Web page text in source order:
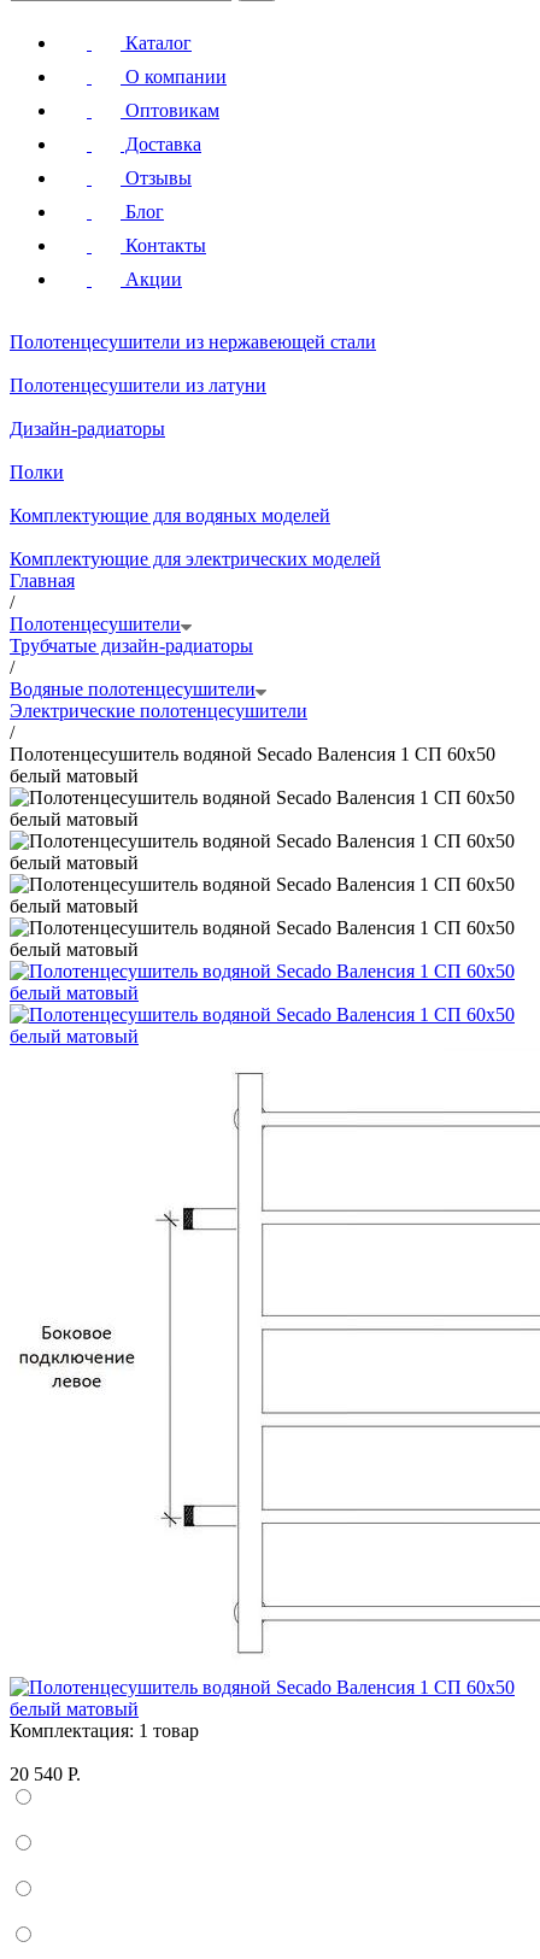
Каталог
О компании
Оптовикам
Доставка
Отзывы
Блог
Контакты
Акции
Полотенцесушители из нержавеющей стали
Полотенцесушители из латуни
Дизайн-радиаторы
Полки
Комплектующие для водяных моделей
Комплектующие для электрических моделей
Главная
/
Полотенцесушители
Трубчатые дизайн-радиаторы
/
Водяные полотенцесушители
Электрические полотенцесушители
/
Полотенцесушитель водяной Secado Валенсия 1 СП 60x50
белый матовый
Комплектация: 1 товар
20 540 Р.